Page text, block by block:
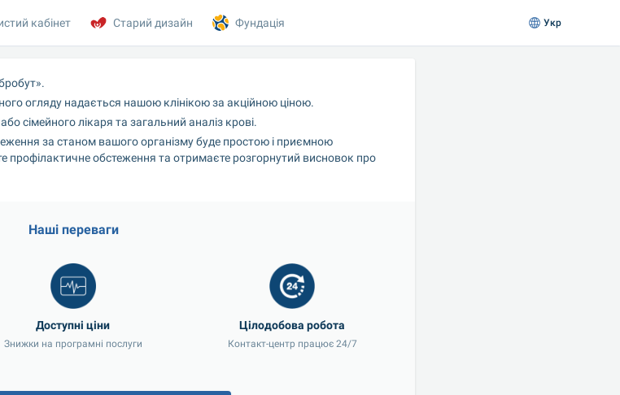
огляду надається нашою клінікою за акційною ціною.
сімейного лікаря та загальний аналіз крові.
за станом вашого організму буде простою і приємною
профілактичне обстеження та отримаєте розгорнутий висновок про
Наші переваги
Знижки на програмні послуги
кабінет Старий дизайн Фундація Укр